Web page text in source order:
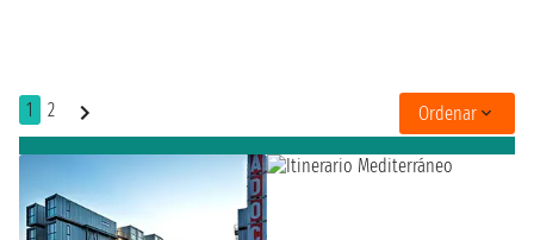
1 2 Ordenar